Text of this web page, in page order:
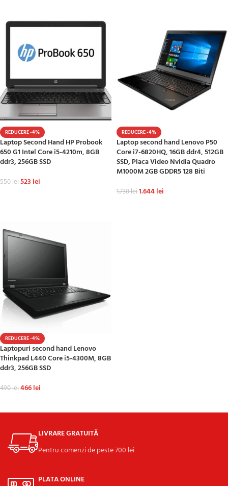
REDUCERE -4%
Laptop Second Hand HP Probook
650 G1 Intel Core i5-4210m, 8GB
ddr3, 256GB SSD
550lei523 lei
REDUCERE -4%
Laptop second hand Lenovo P50
Core i7-6820HQ, 16GB ddr4, 512GB
SSD, Placa Video Nvidia Quadro
M1000M 2GB GDDR5 128 Biti
1.730lei1.644lei
REDUCERE -4%
Laptopuri second hand Lenovo
Thinkpad L440 Core i5-4300M, 8GB
ddr3, 256GB SSD
490lei466lei
LIVRARE GRATUITĂ
Pentru comenzi de peste 700 lei
PLATA ONLINE